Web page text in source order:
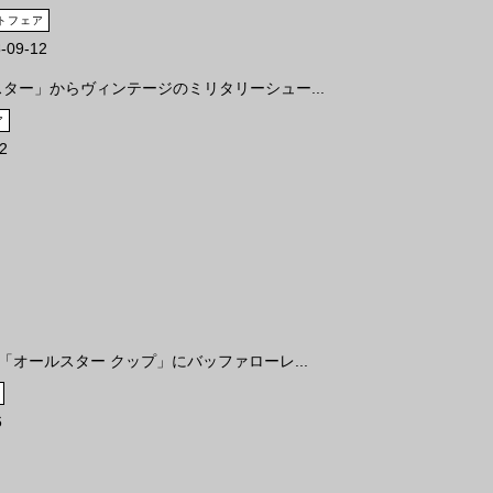
フェア
09-12
ー」からヴィンテージのミリタリーシュー...
オールスター クップ」にバッファローレ...